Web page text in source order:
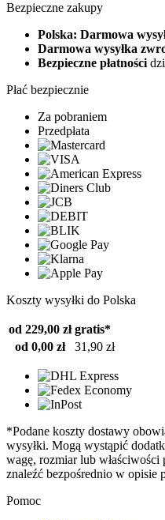
Bezpieczne zakupy
Polska: Darmowa
Darmowa wysyłka
Bezpieczne płatności
Płać bezpiecznie
Za pobraniem
Przedpłata
Koszty wysyłki do Polska
od 229,00 zł gratis*
od 0,00 zł
31,90 zł
*Podane koszty dostawy
wysyłki. Mogą wystąpić
wagę, rozmiar lub
znaleźć bezpośrednio w opisie
Pomoc